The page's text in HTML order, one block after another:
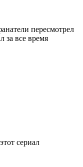
пересмотрел
за все время
сериал